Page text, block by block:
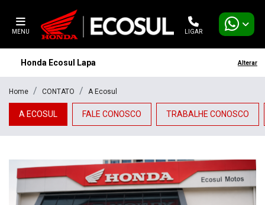
MENU LIGAR
Honda Ecosul Lapa Alterar
Home CONTATO A Ecosul
A ECOSUL FALE CONOSCO TRABALHE CONOSCO